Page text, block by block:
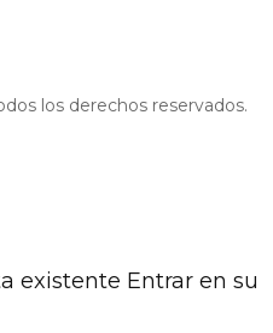
los derechos reservados.
existente Entrar en su